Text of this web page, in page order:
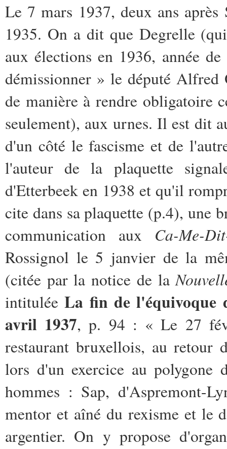
Le 7 mars 1937, deux ans
1935. On a dit que Degrelle
aux élections en 1936, année
démissionner » le député
de manière à rendre obligatoire
seulement), aux urnes. Il est dit
d'un côté le fascisme et de
l'auteur de la plaquette
d'Etterbeek en 1938 et qu'il
cite dans sa plaquette (p.4), une
communication aux Ca-Me-
Rossignol le 5 janvier de la
(citée par la notice de la
intituléeLa fin de l'équivoque
avril 1937, p. 94 : « Le 27
restaurant bruxellois, au retour
lors d'un exercice au polygone
hommes : Sap, d'Aspremont-
mentor et aîné du rexisme et le
argentier. On y propose